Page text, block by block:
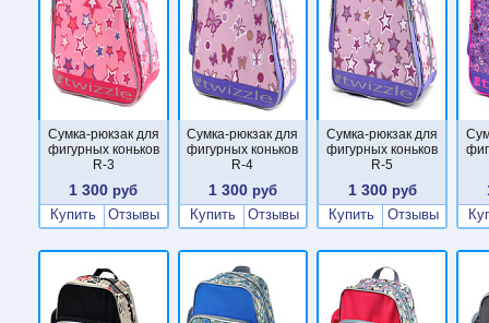
Сумка-рюкзак для
фигурных коньков
R-3
1 300 руб
Купить
Отзывы
Сумка-рюкзак для
фигурных коньков
R-4
1 300 руб
Купить
Отзывы
Сумка-рюкзак для
фигурных коньков
R-5
1 300руб
Купить
Отзывы